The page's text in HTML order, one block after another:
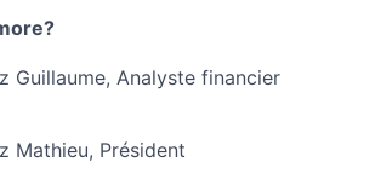
Guillaume, Analyste financier
Mathieu, Président